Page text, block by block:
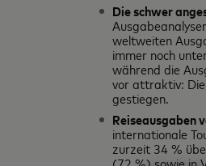
Die schwer
weltweiten
immer noch
während die
vor attraktiv:
gestiegen.
Reiseausgaben
internationale
zurzeit 34 %